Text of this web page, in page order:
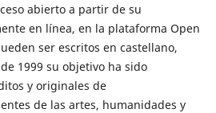
abierto a partir de su
en línea, en la plataforma Open
ser escritos en castellano,
1999 su objetivo ha sido
y originales de
de las artes, humanidades y